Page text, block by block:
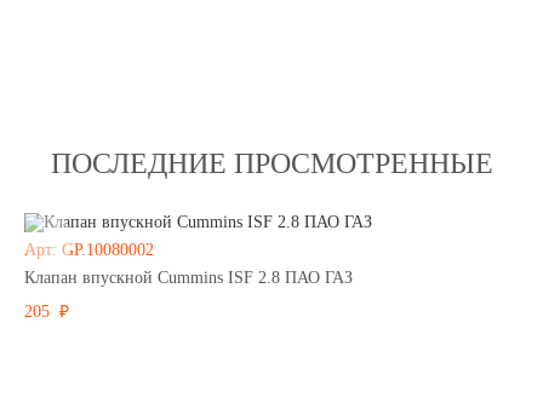
ПОСЛЕДНИЕ ПРОСМОТРЕННЫЕ
Арт: GP.10080002
Клапан впускной Cummins ISF 2.8 ПАО ГАЗ
205 ₽